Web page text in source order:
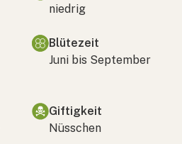
niedrig
Blütezeit
Juni bis September
Giftigkeit
Nüsschen